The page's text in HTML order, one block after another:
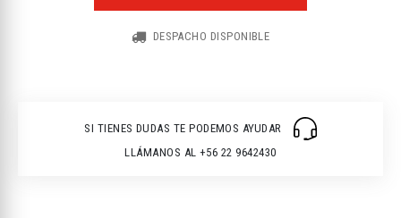
DESPACHO DISPONIBLE
SI TIENES DUDAS TE PODEMOS AYUDAR
LLÁMANOS AL +56 22 9642430